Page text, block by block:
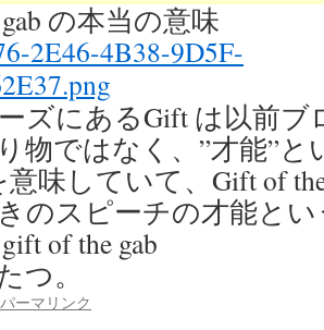
の本当の意味
ズにあるGift は以前
物ではなく、”才能”と
味していて、Gift of
のスピーチの才能と
of the gab
つ。
パーマリンク